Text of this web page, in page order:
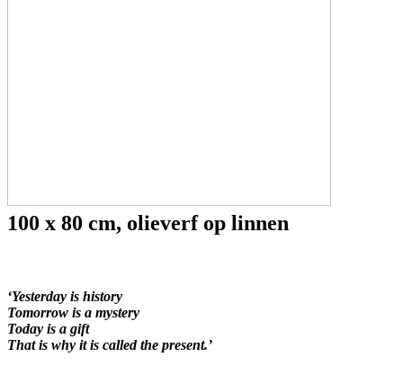
100 x 80 cm, olieverf op linnen
‘Yesterday is history
Tomorrow is a mystery
Today is a gift
That is why it is called the present.’